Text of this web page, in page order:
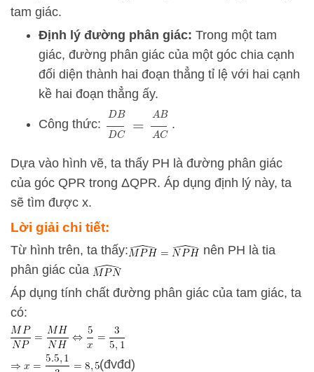
tam giác.
Định lý đường phân giác: Trong một tam
giác, đường phân giác của một góc chia cạnh
đối diện thành hai đoạn thẳng tỉ lệ với hai cạnh
kề hai đoạn thẳng ấy.
Công thức: DB =AB .
Dựa vào hình vẽ, ta thấy PH là đường phân giác
của góc QPR trong ΔQPR. Áp dụng định lý này, ta
sẽ tìm được x.
Lời giải chi tiết:
Từ hình trên, ta thấy:
nên PH là tia
phân giác của
Áp dụng tính chất đường phân giác của tam giác, ta
có:
(đvđd)